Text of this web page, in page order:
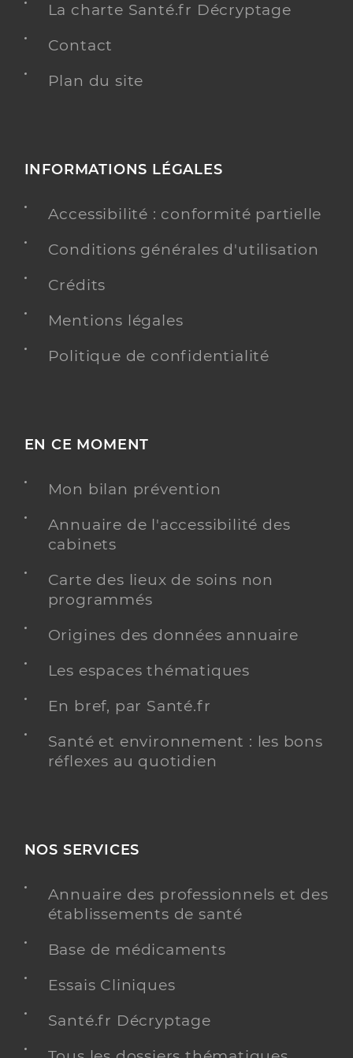
La charte Santé.fr Décryptage
Contact
Plan du site
INFORMATIONS LÉGALES
Accessibilité : conformité partielle
Conditions générales d'utilisation
Crédits
Mentions légales
Politique de confidentialité
EN CE MOMENT
Mon bilan prévention
Annuaire de l'accessibilité des
cabinets
Carte des lieux de soins non
programmés
Origines des données annuaire
Les espaces thématiques
En bref, par Santé.fr
Santé et environnement : les bons
réflexes au quotidien
NOS SERVICES
Annuaire des professionnels et des
établissements de santé
Base de médicaments
Essais Cliniques
Santé.fr Décryptage